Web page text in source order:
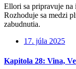
Ellori sa pripravuje na
Rozhoduje sa medzi
zabudnutia.
17. júla 2025
Kapitola 28: Vina,